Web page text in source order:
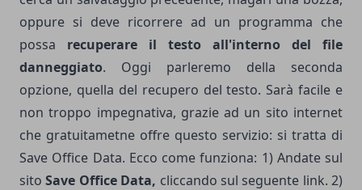
oppure si deve ricorrere ad un programma che
possa recuperare il testo all'interno del file
danneggiato. Oggi parleremo della seconda
opzione, quella del recupero del testo. Sarà facile e
non troppo impegnativa, grazie ad un sito internet
che gratuitametne offre questo servizio: si tratta di
Save Office Data. Ecco come funziona: 1) Andate sul
sitoSave Office Data, cliccando sul seguente link. 2)